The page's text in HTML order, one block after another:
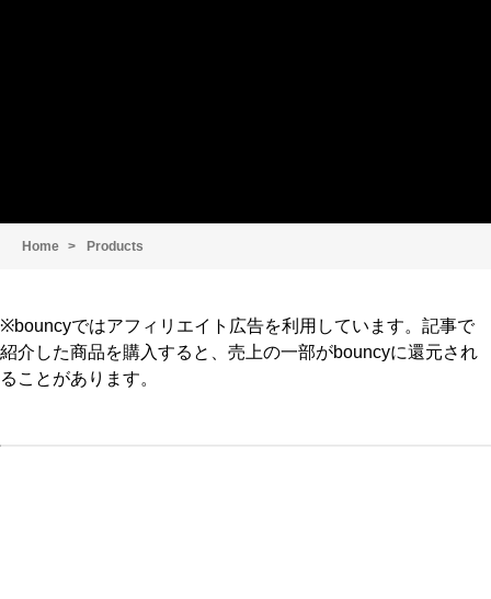
Home Products
※bouncyではアフィリエイト広告を利用しています。記事で
紹介した商品を購入すると、売上の一部がbouncyに還元され
ることがあります。